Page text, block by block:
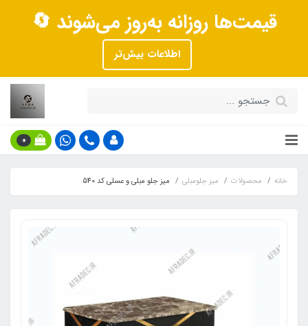
قیمت‌ها روزانه به‌روز می‌شوند 🔄
اطلاعات بیش‌تر
0
خانه محصولات میز جلومبلی میز جلو مبلی و عسلی کد 540